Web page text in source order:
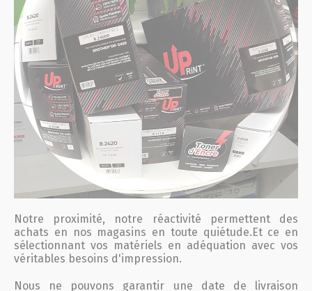
Notre proximité, notre réactivité permettent des
achats en nos magasins en toute quiétude.Et ce en
sélectionnant vos matériels en adéquation avec vos
véritables besoins d'impression.
Nous ne pouvons garantir une date de livraison